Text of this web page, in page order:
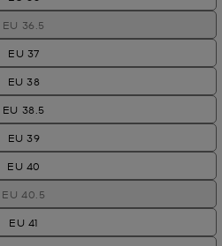
EU 36.5
EU 37
EU 38
EU 38.5
EU 39
EU 40
EU 40.5
EU 41